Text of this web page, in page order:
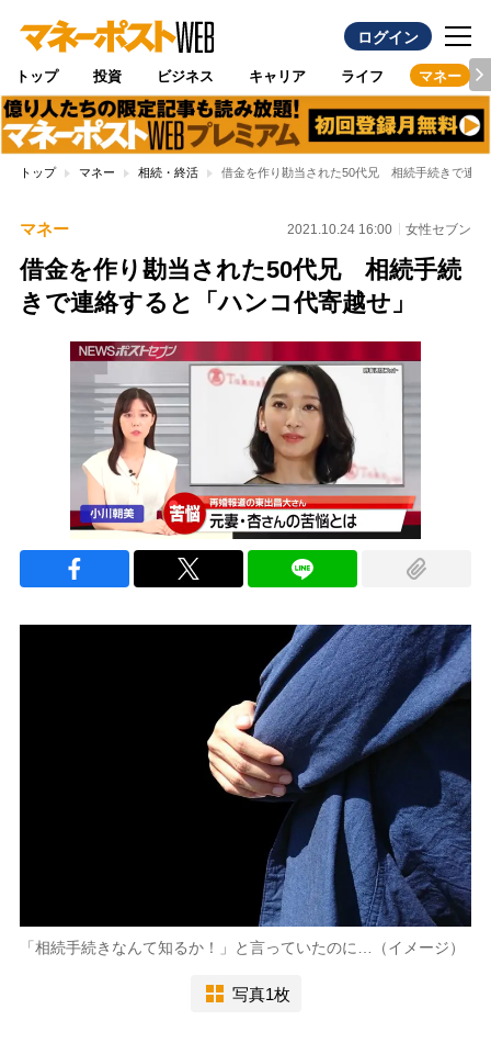
ログイン
トップ 投資 ビジネス キャリア ライフ マネー
トップ マネー 相続・終活 借金を作り勘当された50代兄 相続手続きで連絡
マネー 2021.10.24 16:00 女性セブン
借金を作り勘当された50代兄 相続手続
きで連絡すると「ハンコ代寄越せ」
「相続手続きなんて知るか！」と言っていたのに…（イメージ）
写真1枚